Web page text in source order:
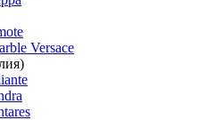
Versace